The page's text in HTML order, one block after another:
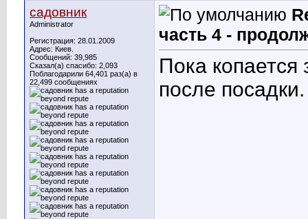
садовник
Administrator
Регистрация: 28.01.2009
Адрес: Киев.
Сообщений: 39,985
Сказал(а) спасибо: 2,093
Поблагодарили 64,401 раз(а) в
22,499 сообщениях
часть 4 -
Пока копается
после посадки.